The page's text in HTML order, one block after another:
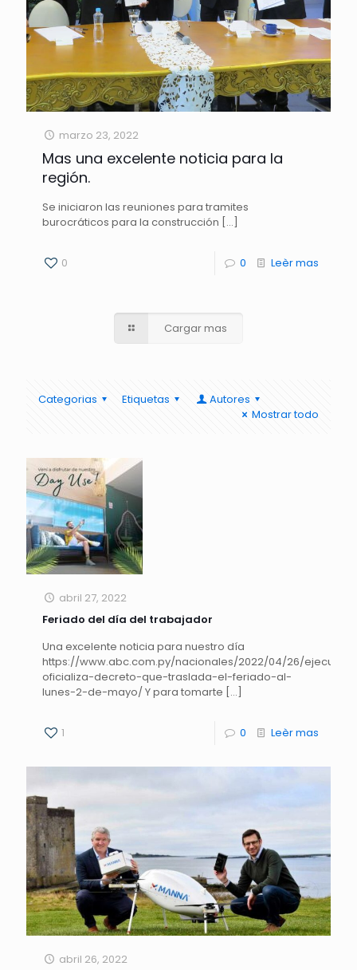
marzo 23, 2022
Mas una excelente noticia para la
región.
Se iniciaron las reuniones para tramites
burocráticos para la construcción […]
0 0 Leèr mas
Cargar mas
Categorias Etiquetas
Autores
Mostrar todo
abril 27, 2022
Feriado del día del trabajador
Una excelente noticia para nuestro día
https://www.abc.com.py/nacionales/2022/04/26/ejecutivo-
oficializa-decreto-que-traslada-el-feriado-al-
lunes-2-de-mayo/ Y para tomarte […]
1 0 Leèr mas
abril 26, 2022